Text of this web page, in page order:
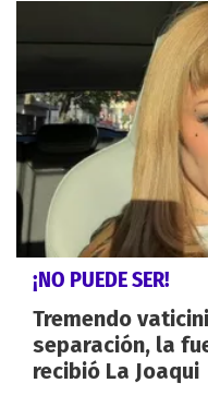
¡NO PUEDE SER!
Tremendo
separación, la
recibió La Joaqui